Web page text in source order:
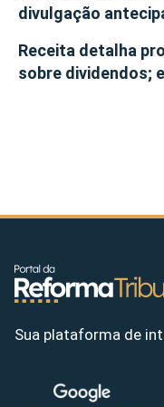
divulgação
Receita detalha
sobre dividendos;
Sua plataforma de